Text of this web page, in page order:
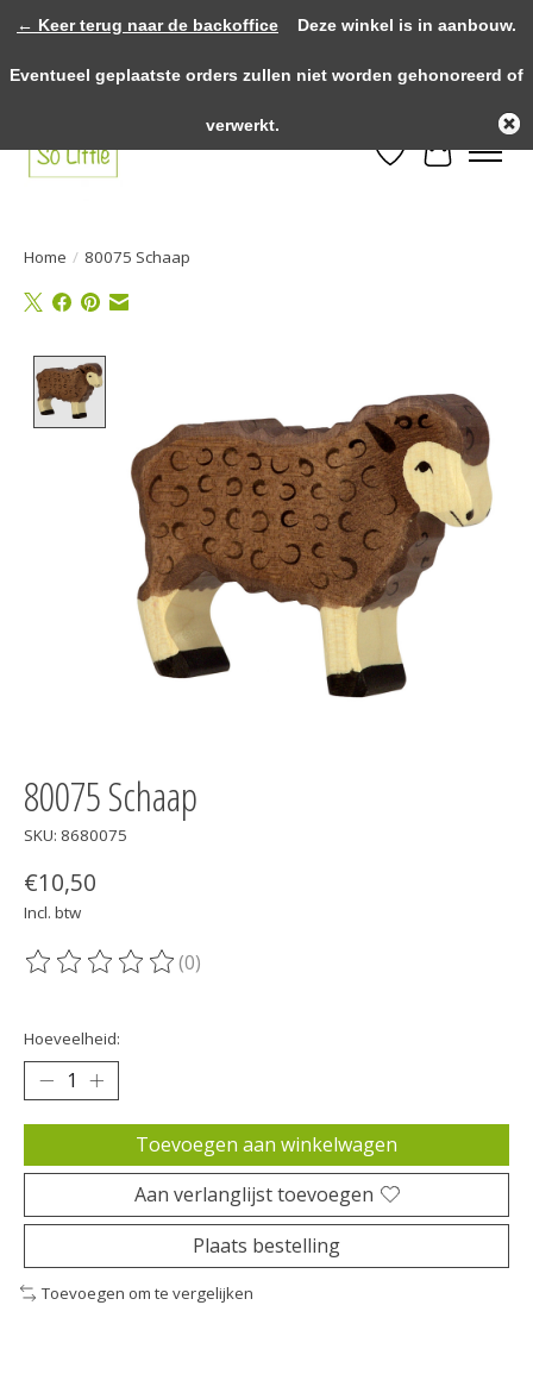
vanaf €75,- binnen NL! >>>> Fysieke winkel in Heythuysen!
Verlanglijst
Home / 80075 Schaap
80075 Schaap
SKU: 8680075
€10,50
Incl. btw
De beoordeling van dit product is
(0)
Hoeveelheid:
Toevoegen aan winkelwagen
Aan verlanglijst toevoegen
Plaats bestelling
Toevoegen om te vergelijken
← Keer terug naar de backoffice Deze winkel is in aanbouw.
Eventueel geplaatste orders zullen niet worden gehonoreerd of
verwerkt.